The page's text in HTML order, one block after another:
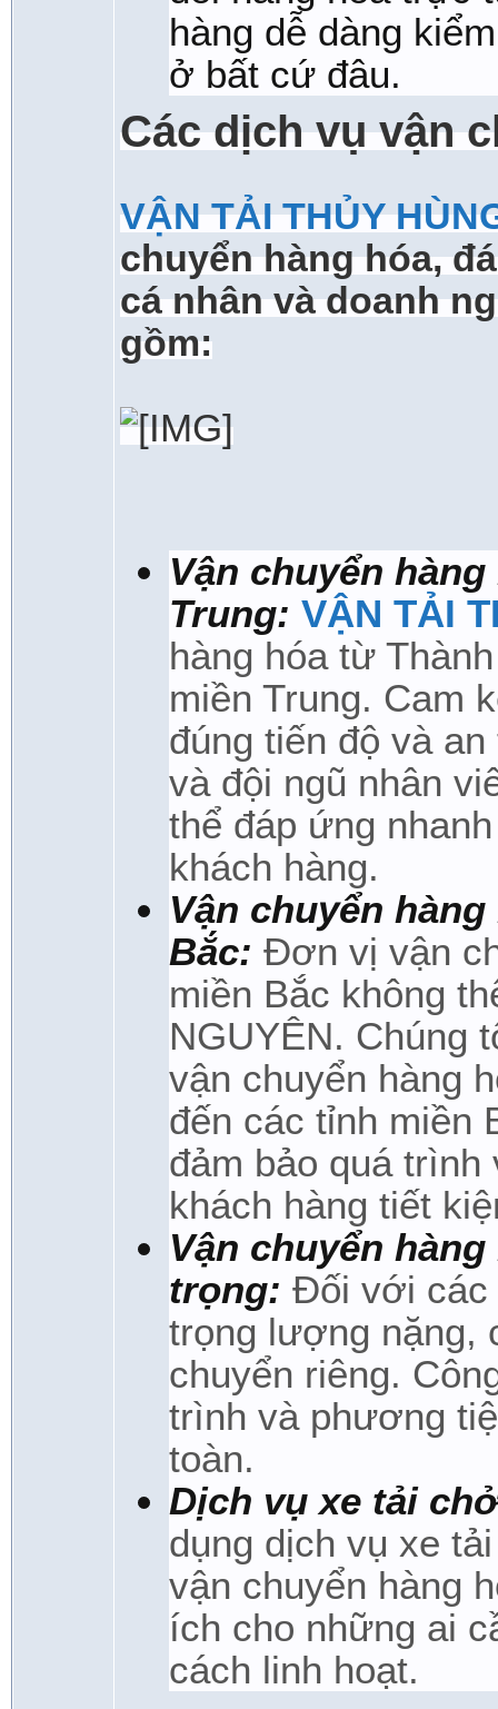
hàng dễ dàng
ở bất cứ đâu.
Các dịch vụ vận
VẬN TẢI THỦY
chuyển hàng hóa,
cá nhân và doanh
gồm:
Vận chuyển
Trung: VẬN TẢI
hàng hóa từ
miền Trung. Cam
đúng tiến độ và
và đội ngũ nhân
thể đáp ứng
khách hàng.
Vận chuyển
Bắc: Đơn vị vận
miền Bắc không
NGUYÊN. Chúng
vận chuyển hàng
đến các tỉnh miền
đảm bảo quá trình
khách hàng tiết
Vận chuyển
trọng: Đối với các
trọng lượng nặng,
chuyển riêng.
trình và phương
toàn.
Dịch vụ xe tải
dụng dịch vụ xe
vận chuyển hàng
ích cho những ai
cách linh hoạt.